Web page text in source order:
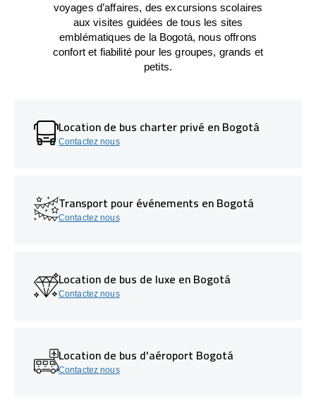
voyages d’affaires, des excursions scolaires
aux visites guidées de tous les sites
emblématiques de la Bogotá, nous offrons
confort et fiabilité pour les groupes, grands et
petits.
Location de bus charter privé en Bogotá
Contactez nous
Transport pour événements en Bogotá
Contactez nous
Location de bus de luxe en Bogotá
Contactez nous
Location de bus d'aéroport Bogotá
Contactez nous